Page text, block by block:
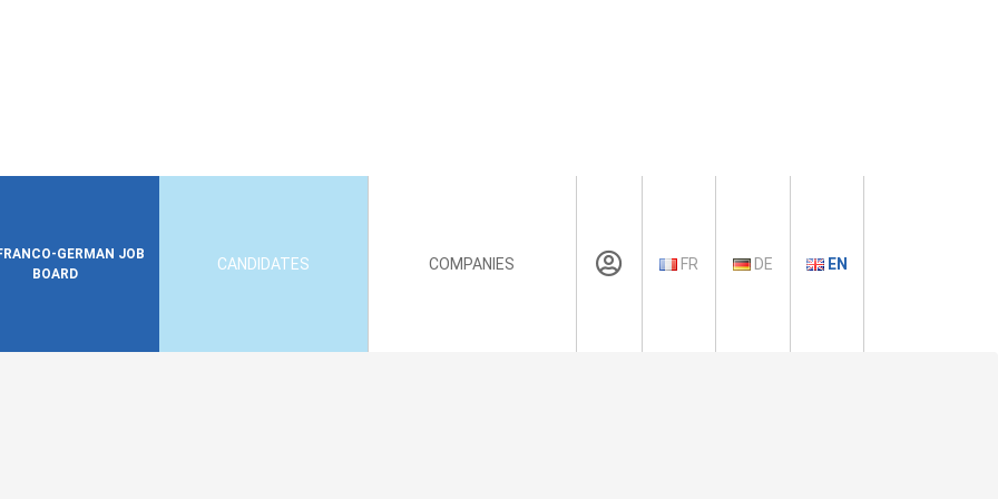
GERMAN JOB
BOARD
CANDIDATES COMPANIES FR DE EN